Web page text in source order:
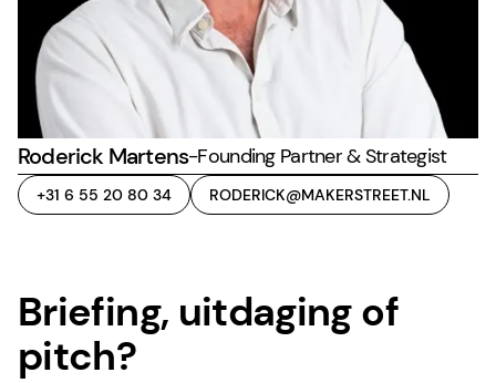
Roderick Martens-Founding Partner & Strategist
+31 6 55 20 80 34 RODERICK@MAKERSTREET.NL
Briefing, uitdaging of
pitch?